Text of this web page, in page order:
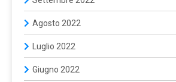
Agosto 2022
Luglio 2022
Giugno 2022